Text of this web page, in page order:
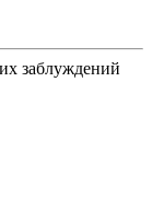
заблуждений